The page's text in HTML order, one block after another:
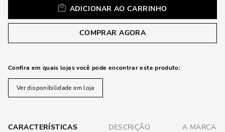
ADICIONAR AO CARRINHO
COMPRAR AGORA
Confira em quais lojas você pode encontrar este produto:
Ver disponibilidade em loja
CARACTERÍSTICAS DESCRIÇÃO A MARCA